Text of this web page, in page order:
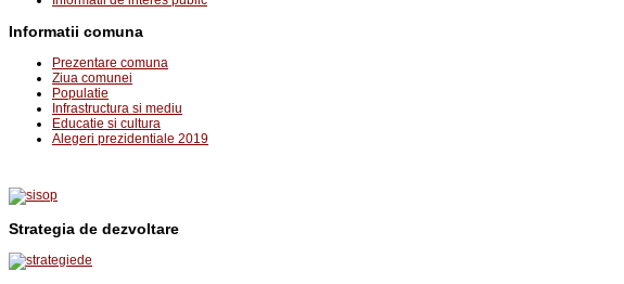
Informatii comuna
Prezentare comuna
Ziua comunei
Populatie
Infrastructura si mediu
Educatie si cultura
Alegeri prezidentiale 2019
Strategia de dezvoltare